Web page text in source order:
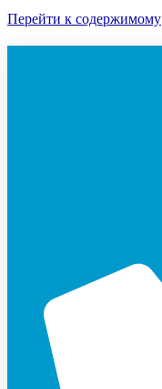
Перейти к содержимому